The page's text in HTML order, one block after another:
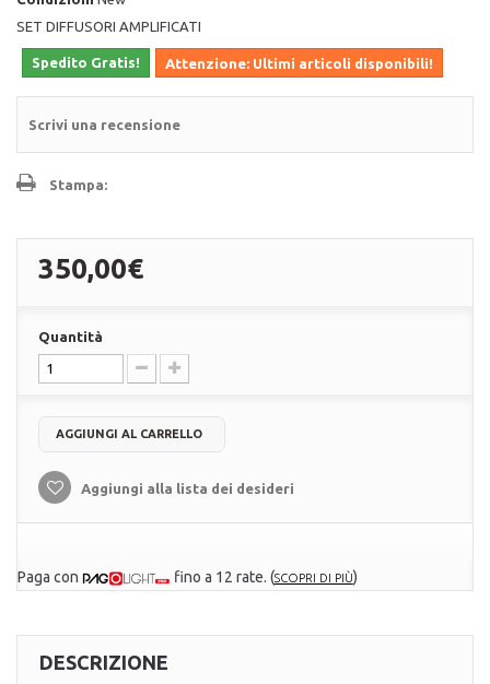
SET DIFFUSORI AMPLIFICATI
Spedito Gratis! Attenzione: Ultimi articoli disponibili!
Scrivi una recensione
Stampa:
350,00€
Quantità
AGGIUNGI AL CARRELLO
Aggiungi alla lista dei desideri
Paga con fino a 12 rate. (SCOPRI DI PIÙ)
DESCRIZIONE